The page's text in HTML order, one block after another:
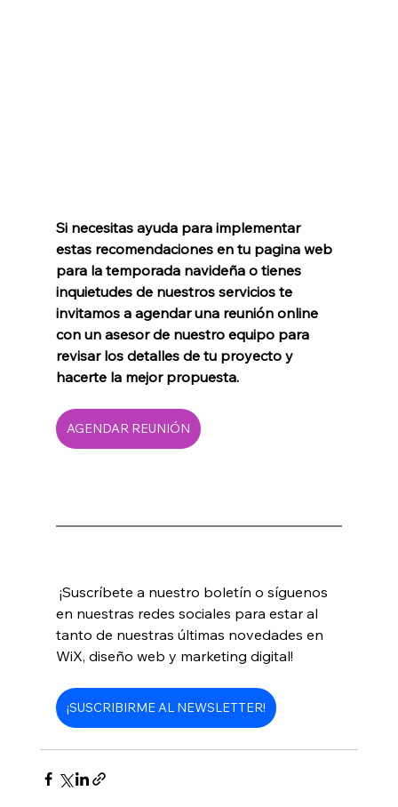
Si necesitas ayuda para implementar
estas recomendaciones en tu pagina web
para la temporada navideña o tienes
inquietudes de nuestros servicios te
invitamos a agendar una reunión online
con un asesor de nuestro equipo para
revisar los detalles de tu proyecto y
hacerte la mejor propuesta.
AGENDAR REUNIÓN
¡Suscríbete a nuestro boletín o síguenos
en nuestras redes sociales para estar al
tanto de nuestras últimas novedades en
WiX, diseño web y marketing digital!
¡SUSCRIBIRME AL NEWSLETTER!